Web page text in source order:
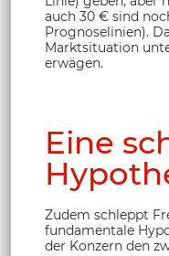
auch 30 € sind
Prognoselinien).
Marktsituation
erwägen.
Eine
Zudem schleppt
fundamentale
der Konzern den